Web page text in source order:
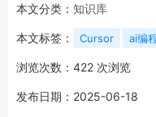
本文分类： 知识库
本文标签： Cursor ai编
浏览次数： 422 次浏览
发布日期：2025-06-18